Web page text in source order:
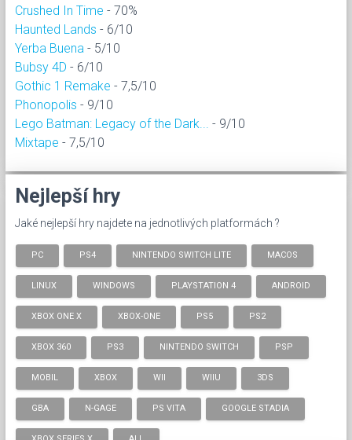
Crushed In Time - 70%
Haunted Lands - 6/10
Yerba Buena - 5/10
Bubsy 4D - 6/10
Gothic 1 Remake - 7,5/10
Phonopolis - 9/10
Lego Batman: Legacy of the Dark...
- 9/10
Mixtape - 7,5/10
Nejlepší hry
Jaké nejlepší hry najdete na jednotlivých platformách ?
PC PS4 NINTENDO SWITCH LITE MACOS
LINUX WINDOWS PLAYSTATION 4 ANDROID
XBOX ONE X XBOX-ONE PS5 PS2
XBOX 360 PS3 NINTENDO SWITCH PSP
MOBIL XBOX WII WIIU 3DS
GBA N-GAGE PS VITA GOOGLE STADIA